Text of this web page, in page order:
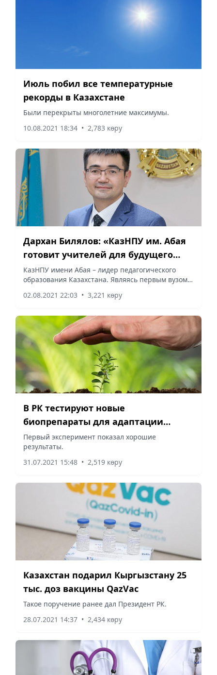
Июль побил все температурные
рекорды в Казахстане
Были перекрыты многолетние максимумы.
10.08.2021 18:34 • 2,783 көру
Дархан Билялов: «КазНПУ им. Абая
готовит учителей для будущего
страны»
КазНПУ имени Абая – лидер педагогического
образования Казахстана. Являясь первым вузом
подготовки специалистов, в первую очередь
02.08.2021 22:03 • 3,221 көру
В РК тестируют новые
биопрепараты для адаптации
посевов к засухе
Первый эксперимент показал хорошие
результаты.
31.07.2021 15:48 • 2,519 көру
Казахстан подарил Кыргызстану 25
тыс. доз вакцины QazVac
Такое поручение ранее дал Президент РК.
28.07.2021 14:37 • 2,434 көру